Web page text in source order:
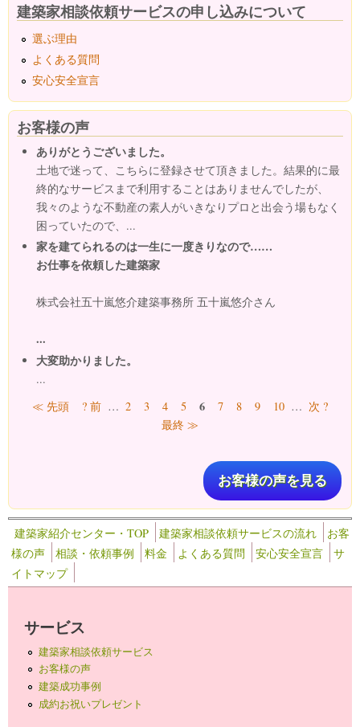
建築家相談依頼サービスの申し込みについて
選ぶ理由
よくある質問
安心安全宣言
お客様の声
ありがとうございました。
土地で迷って、こちらに登録させて頂きました。結果的に最
終的なサービスまで利用することはありませんでしたが、
我々のような不動産の素人がいきなりプロと出会う場もなく
困っていたので、...
家を建てられるのは一生に一度きりなので……
お仕事を依頼した建築家
株式会社五十嵐悠介建築事務所 五十嵐悠介さん
...
大変助かりました。
...
ページ
≪ 先頭 ? 前 … 2 3 4 5 6 7 8 9 10 … 次 ?
最終 ≫
お客様の声を見る
建築家紹介センター・TOP 建築家相談依頼サービスの流れ
お客
様の声
相談・依頼事例 料金 よくある質問 安心安全宣言
サ
イトマップ
サービス
建築家相談依頼サービス
お客様の声
建築成功事例
成約お祝いプレゼント